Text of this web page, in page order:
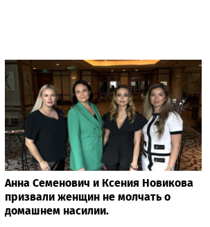
Анна Семенович и Ксения Новикова
призвали женщин не молчать о
домашнем насилии.